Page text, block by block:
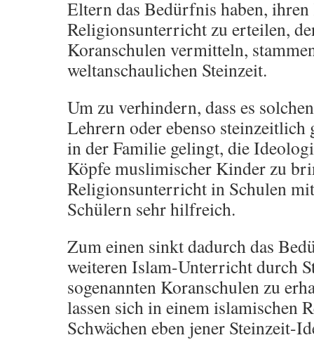
Eltern das Bedürfnis haben,
Religionsunterricht zu erteilen,
Koranschulen vermitteln,
weltanschaulichen Steinzeit.
Um zu verhindern, dass es
Lehrern oder ebenso steinzeitlich
in der Familie gelingt, die
Köpfe muslimischer Kinder zu
Religionsunterricht in Schulen
Schülern sehr hilfreich.
Zum einen sinkt dadurch das
weiteren Islam-Unterricht durch
sogenannten Koranschulen zu
lassen sich in einem islamischen
Schwächen eben jener Steinzeit-